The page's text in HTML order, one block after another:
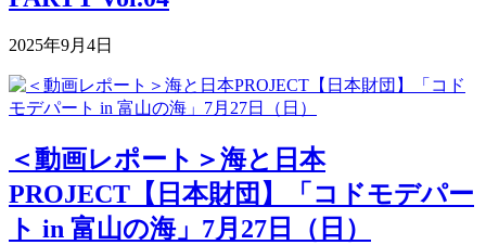
2025年9月4日
＜動画レポート＞海と日本
PROJECT【日本財団】「コドモデパー
ト in 富山の海」7月27日（日）